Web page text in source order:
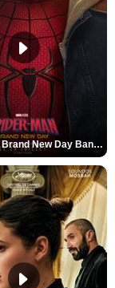
Spider-Man: Brand New Day Bande-annonce VO STFR